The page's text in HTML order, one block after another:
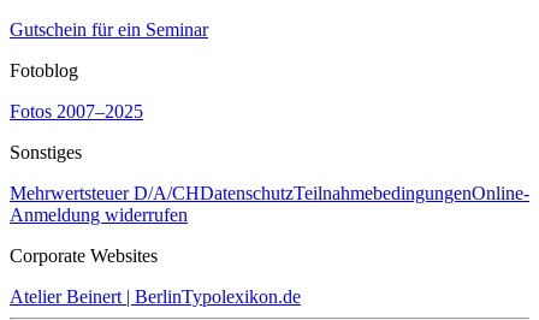
Gutschein für ein Seminar
Fotoblog
Fotos 2007–2025
Sonstiges
Mehrwertsteuer D/A/CHDatenschutzTeilnahmebedingungenOnline-
Anmeldung widerrufen
Corporate Websites
Atelier Beinert | BerlinTypolexikon.de